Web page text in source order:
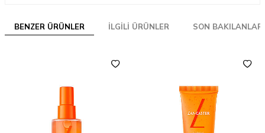
BENZER ÜRÜNLER İLGILI ÜRÜNLER SON BAKILANLAR